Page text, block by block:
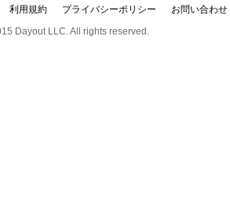
利用規約 プライバシーポリシー
お問い合わせ
Dayout LLC. All rights reserved.